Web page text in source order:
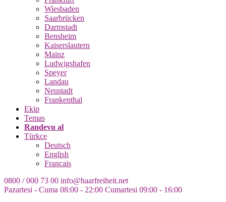
Wiesbaden
Saarbrücken
Darmstadt
Bensheim
Kaiserslautern
Mainz
Ludwigshafen
Speyer
Landau
Neustadt
Frankenthal
Ekip
Temas
Randevu al
Türkçe
Deutsch
English
Français
0800 / 000 73 00 info@haarfreiheit.net
Pazartesi - Cuma 08:00 - 22:00 Cumartesi 09:00 - 16:00